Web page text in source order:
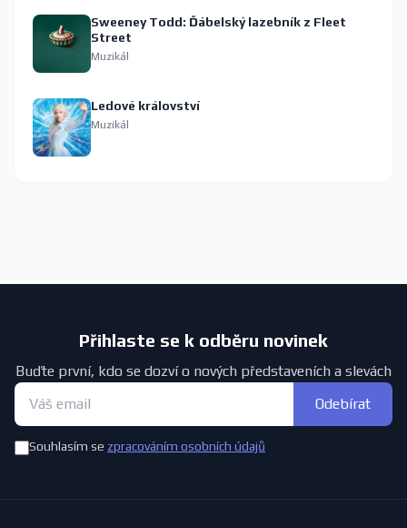
Sweeney Todd: Ďábelský lazebník z Fleet
Street
Muzikál
Ledové království
Muzikál
Přihlaste se k odběru novinek
Buďte první, kdo se dozví o nových představeních a slevách
Odebírat
Souhlasím se zpracováním osobních údajů